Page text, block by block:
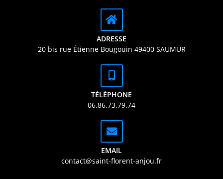
ADRESSE
20 bis rue Étienne Bougouin 49400 SAUMUR
TÉLÉPHONE
06.86.73.79.74
EMAIL
contact@saint-florent-anjou.fr